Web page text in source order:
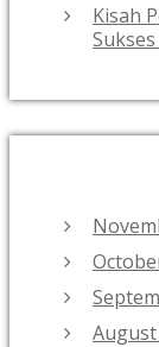
Kisah
August